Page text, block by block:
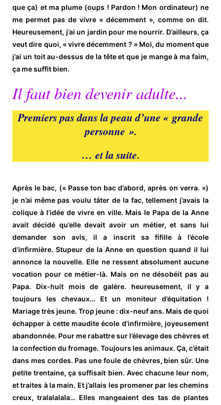
que ça) et ma plume (oups ! Pardon ! Mon ordinateur) ne
me permet pas de vivre « décemment », comme on dit.
Heureusement, j’ai un jardin pour me nourrir. D’ailleurs, ça
veut dire quoi, « vivre décemment ? » Moi, du moment que
j’ai un toit au-dessus de la tête et que je mange à ma faim,
ça me suffit bien.
Il faut bien devenir adulte...
Premiers pas dans la peau d’une « grande
personne ».
… et la suite.
Après le bac, (« Passe ton bac d’abord, après on verra. »)
je n’ai même pas voulu tâter de la fac, tellement j’avais la
colique à l’idée de vivre en ville. Mais le Papa de la Anne
avait décidé qu’elle devait avoir un métier, et sans lui
demander son avis, il a inscrit sa fifille à l’école
d’infirmière. Stupeur de la Anne en question quand il lui
annonce la nouvelle. Elle ne ressent absolument aucune
vocation pour ce métier-là. Mais on ne désobéit pas au
Papa. Dix-huit mois de galère. heureusement, il y a
toujours les chevaux… Et un moniteur d’équitation !
Mariage très jeune. Trop jeune : dix-neuf ans. Mais de quoi
échapper à cette maudite école d’infirmière, joyeusement
abandonnée. Pour me rabattre sur l’élevage des chèvres et
la confection du fromage. Toujours les animaux. Ça, c’était
dans mes cordes. Pas une foule de chèvres, bien sûr. Une
petite trentaine, ça suffisait bien. Avec chacune leur nom,
et traites à la main. Et j’allais les promener par les chemins
creux, tralalalala… Elles mangeaient des tas de plantes